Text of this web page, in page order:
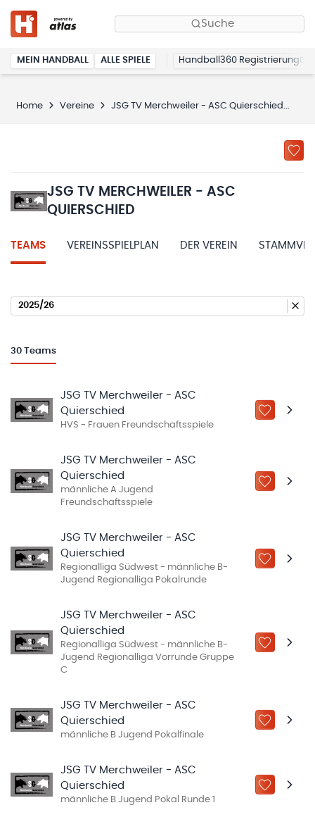
Suche
MEIN HANDBALL ALLE SPIELE Handball360 Registrierung
Home Vereine JSG TV Merchweiler - ASC Quierschied
JSG TV MERCHWEILER - ASC
QUIERSCHIED
TEAMS VEREINSSPIELPLAN DER VEREIN
2025/26
30 Teams
JSG TV Merchweiler - ASC
Quierschied
HVS - Frauen Freundschaftsspiele
ZU „MEINE
JSG TV Merchweiler - ASC
Quierschied
männliche A Jugend
Freundschaftsspiele
ZU „MEINE
JSG TV Merchweiler - ASC
Quierschied
Regionalliga Südwest - männliche B-
Jugend Regionalliga Pokalrunde
ZU „MEINE
JSG TV Merchweiler - ASC
Quierschied
Regionalliga Südwest - männliche B-
Jugend Regionalliga Vorrunde Gruppe
C
ZU „MEINE
JSG TV Merchweiler - ASC
Quierschied
männliche B Jugend Pokalfinale
ZU „MEINE
JSG TV Merchweiler - ASC
Quierschied
männliche B Jugend Pokal Runde 1
ZU „MEINE